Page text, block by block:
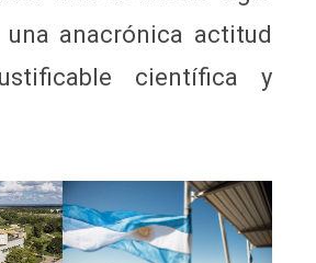
una anacrónica actitud
científica y